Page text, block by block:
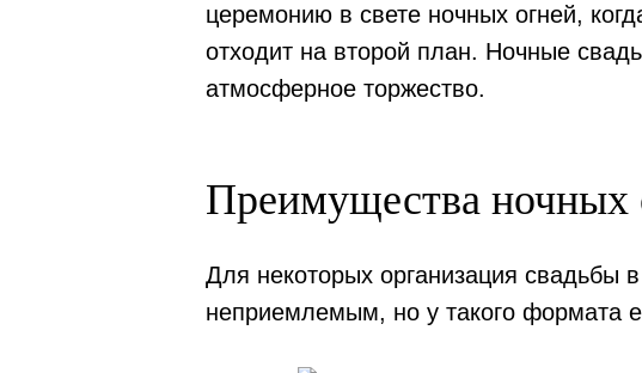
церемонию в свете ночных огней,
отходит на второй план. Ночные
атмосферное торжество.
Преимущества ночных
Для некоторых организация свадьбы
неприемлемым, но у такого формата